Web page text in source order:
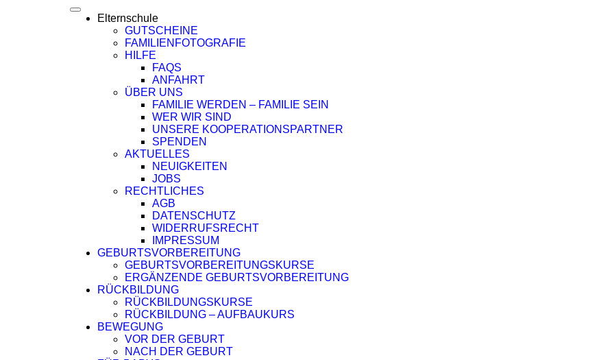
Elternschule
GUTSCHEINE
FAMILIENFOTOGRAFIE
HILFE
FAQS
ANFAHRT
ÜBER UNS
FAMILIE WERDEN – FAMILIE SEIN
WER WIR SIND
UNSERE KOOPERATIONSPARTNER
SPENDEN
AKTUELLES
NEUIGKEITEN
JOBS
RECHTLICHES
AGB
DATENSCHUTZ
WIDERRUFSRECHT
IMPRESSUM
GEBURTSVORBEREITUNG
GEBURTSVORBEREITUNGSKURSE
ERGÄNZENDE GEBURTSVORBEREITUNG
RÜCKBILDUNG
RÜCKBILDUNGSKURSE
RÜCKBILDUNG – AUFBAUKURS
BEWEGUNG
VOR DER GEBURT
NACH DER GEBURT